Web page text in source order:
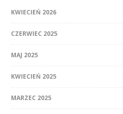
KWIECIEŃ 2026
CZERWIEC 2025
MAJ 2025
KWIECIEŃ 2025
MARZEC 2025